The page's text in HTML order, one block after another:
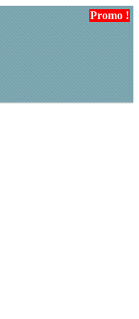
Promo !
Promo !
Promo !
Promo !